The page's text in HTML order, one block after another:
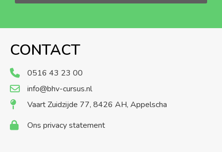
CONTACT
0516 43 23 00
info@bhv-cursus.nl
Vaart Zuidzijde 77, 8426 AH, Appelscha
Ons privacy statement